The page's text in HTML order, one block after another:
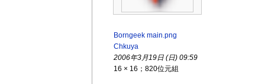
Borngeek main.png
Chkuya
2006年3月19日 (日) 09:59
16 × 16；820位元組